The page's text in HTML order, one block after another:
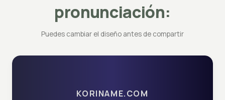
pronunciación:
Puedes cambiar el diseño antes de compartir
KORINAME.COM